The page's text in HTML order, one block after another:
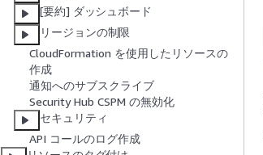
[要約] ダッシュボード
リージョンの制限
CloudFormation を使用したリソースの
作成
通知へのサブスクライブ
Security Hub CSPM の無効化
セキュリティ
API コールのログ作成